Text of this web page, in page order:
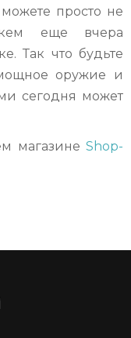
просто не
еще вчера
Так что будьте
оружие и
сегодня может
магазине Shop-